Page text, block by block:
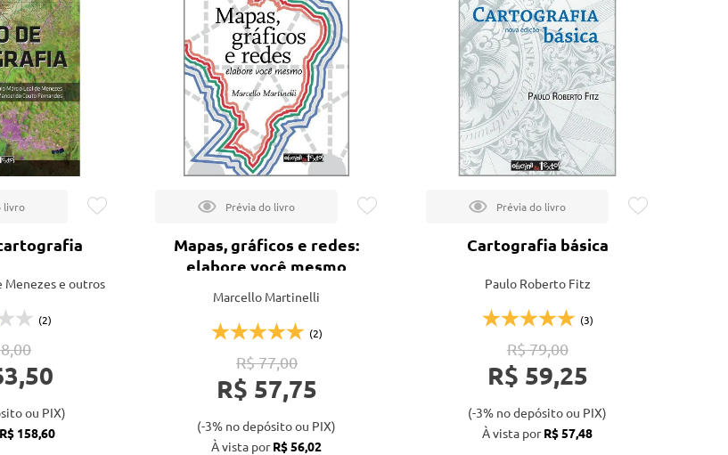
Lançamentos
Menezes e outros
(2)
ou PIX)
R$ 158,60
Mapas, gráficos e redes:
elabore você mesmo
Marcello Martinelli
(2)
R$ 77,00
R$ 57,75
(-3% no depósito ou PIX)
À vista porR$ 56,02
Cartografia básica
Paulo Roberto Fitz
(3)
R$ 79,00
R$ 59,25
(-3% no depósito ou PIX)
À vista porR$ 57,48